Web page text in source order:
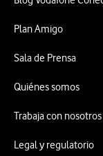
Plan Amigo
Sala de Prensa
Quiénes somos
Trabaja con nosotros
Legal y regulatorio